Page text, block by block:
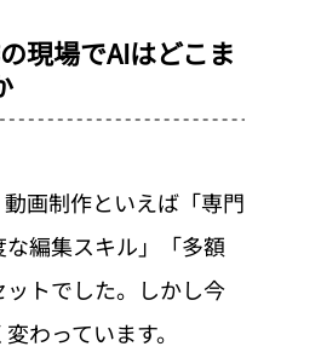
現場でAIはどこま
画制作といえば「専門
編集スキル」「多額
トでした。しかし今
わっています。